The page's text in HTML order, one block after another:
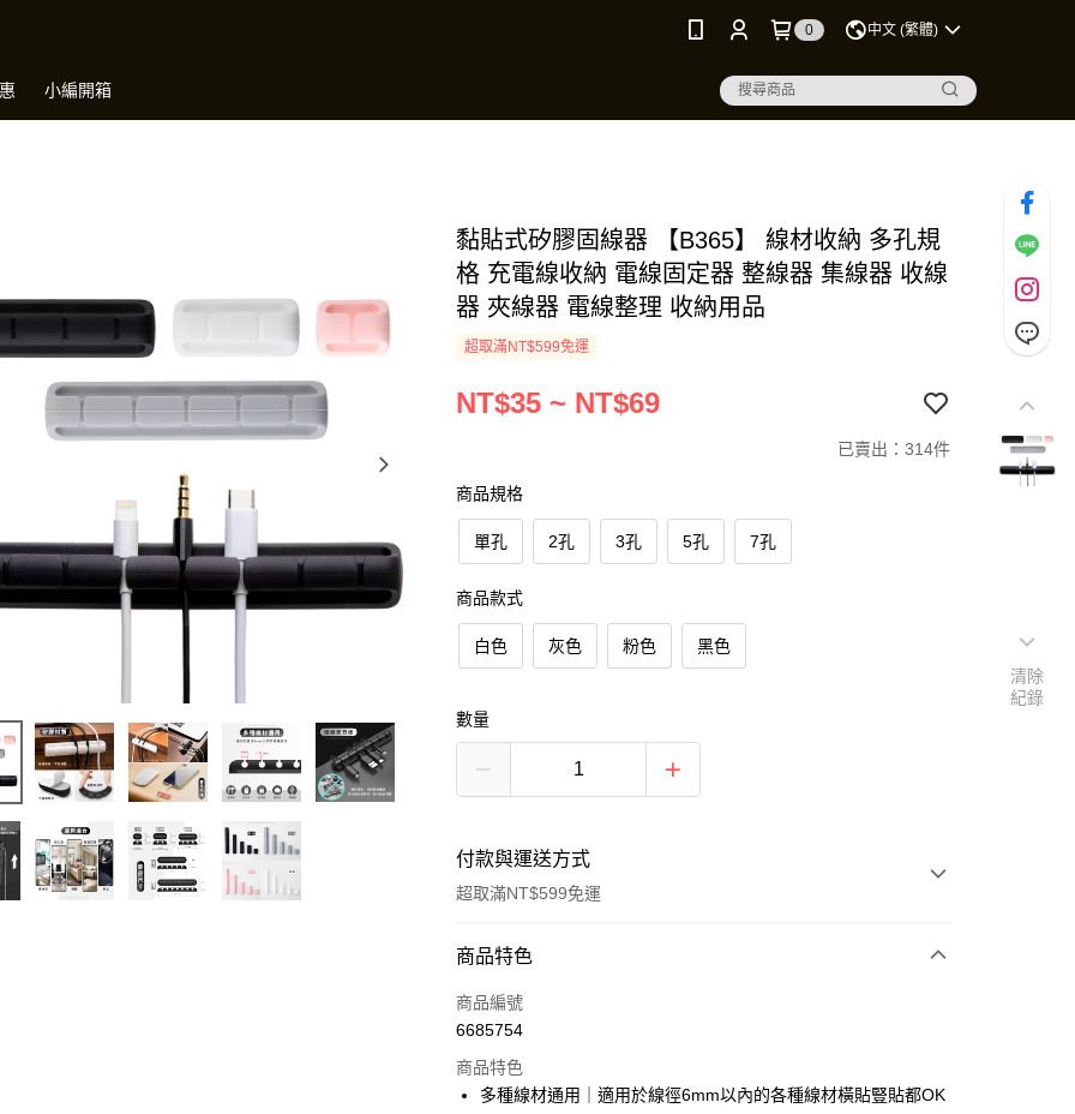
0 中文 (繁體)
小編開箱
黏貼式矽膠固線器 【B365】 線材收納 多孔規
格 充電線收納 電線固定器 整線器 集線器 收線
器 夾線器 電線整理 收納用品
超取滿NT$599免運
NT$35 ~ NT$69
已賣出：314件
商品規格
單孔 2孔 3孔 5孔 7孔
商品款式
白色 灰色 粉色 黑色
數量
付款與運送方式
超取滿NT$599免運
付款方式
信用卡一次付款
LINE Pay
商品特色
商品編號
6685754
商品特色
多種線材通用｜適用於線徑6mm以內的各種線材橫貼豎貼都OK
清除
紀錄